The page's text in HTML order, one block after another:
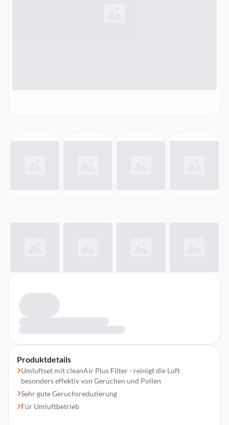
Produktdetails
Umluftset mit cleanAir Plus Filter - reinigt die Luft
besonders effektiv von Gerüchen und Pollen
Sehr gute Geruchsreduzierung
Für Umluftbetrieb